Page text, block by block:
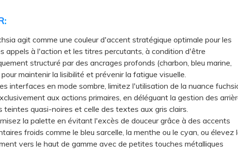
agit comme une couleur d'accent stratégique optimale pour les
appels à l'action et les titres percutants, à condition d'être
structuré par des ancrages profonds (charbon, bleu marine,
maintenir la lisibilité et prévenir la fatigue visuelle.
interfaces en mode sombre, limitez l'utilisation de la nuance
aux actions primaires, en déléguant la gestion des
teintes quasi-noires et celle des textes aux gris clairs.
la palette en évitant l'excès de douceur grâce à des accents
froids comme le bleu sarcelle, la menthe ou le cyan, ou élevez
vers le haut de gamme avec de petites touches métalliques